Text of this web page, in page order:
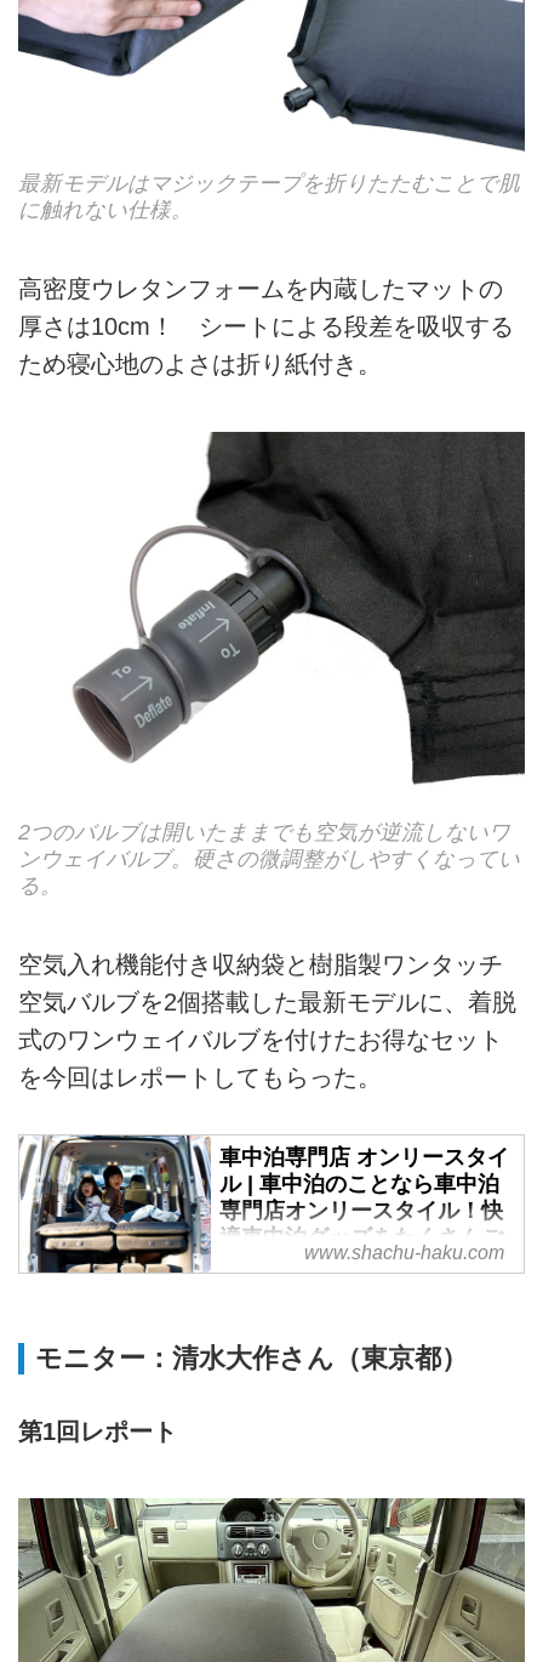
最新モデルはマジックテープを折りたたむことで肌
に触れない仕様。
高密度ウレタンフォームを内蔵したマットの
厚さは10cm！ シートによる段差を吸収する
ため寝心地のよさは折り紙付き。
2つのバルブは開いたままでも空気が逆流しないワ
ンウェイバルブ。硬さの微調整がしやすくなってい
る。
空気入れ機能付き収納袋と樹脂製ワンタッチ
空気バルブを2個搭載した最新モデルに、着脱
式のワンウェイバルブを付けたお得なセット
を今回はレポートしてもらった。
車中泊専門店 オンリースタイ
ル | 車中泊のことなら車中泊
専門店オンリースタイル！快
適車中泊グッズをたくさんご
用意しております！
テリー）、インバーター等、車中
めの便利な車中泊グッズやキャン
ピングカー用の車用電源もご紹
介・販売致します。
www.shachu-haku.com
モニター：清水大作さん（東京都）
第1回レポート